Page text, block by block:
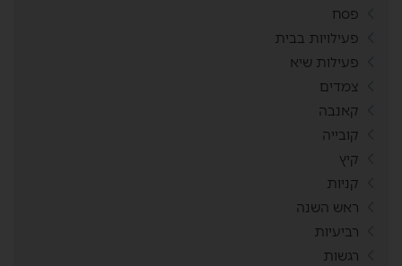
פסח
פעילויות בבית
פעילות שיא
צמדים
קאנבה
קובייה
קיץ
קניות
ראש השנה
רביעיות
רגשות